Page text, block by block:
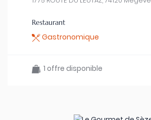
Restaurant
Gastronomique
1 offre disponible